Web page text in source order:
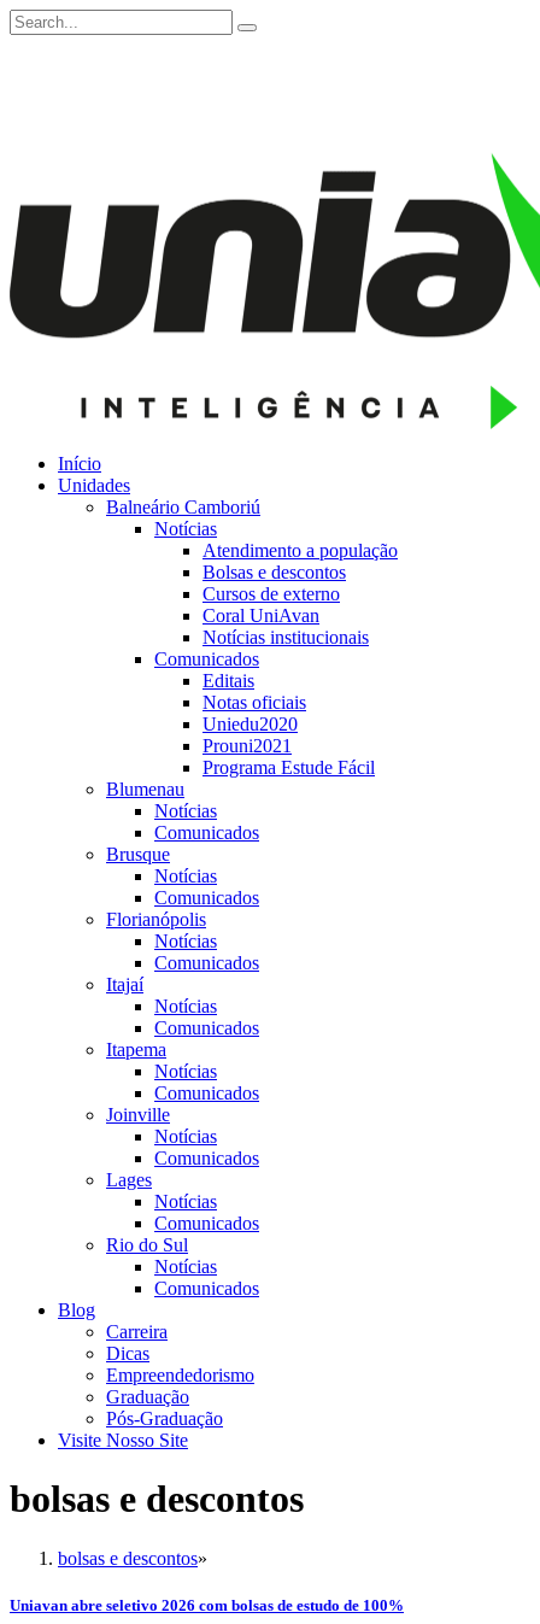
Início
Unidades
Balneário Camboriú
Notícias
Atendimento a população
Bolsas e descontos
Cursos de externo
Coral UniAvan
Notícias institucionais
Comunicados
Editais
Notas oficiais
Uniedu2020
Prouni2021
Programa Estude Fácil
Blumenau
Notícias
Comunicados
Brusque
Notícias
Comunicados
Florianópolis
Notícias
Comunicados
Itajaí
Notícias
Comunicados
Itapema
Notícias
Comunicados
Joinville
Notícias
Comunicados
Lages
Notícias
Comunicados
Rio do Sul
Notícias
Comunicados
Blog
Carreira
Dicas
Empreendedorismo
Graduação
Pós-Graduação
Visite Nosso Site
bolsas e descontos
bolsas e descontos»
Uniavan abre seletivo 2026 com bolsas de estudo de 100%